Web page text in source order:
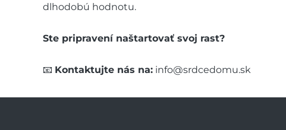
dlhodobú hodnotu.
Ste pripravení naštartovať svoj rast?
📧 Kontaktujte nás na: info@srdcedomu.sk